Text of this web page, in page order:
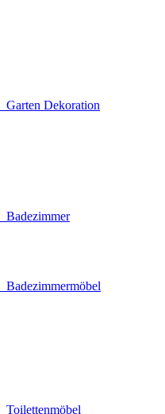
Garten Dekoration
Badezimmer
Badezimmermöbel
Toilettenmöbel